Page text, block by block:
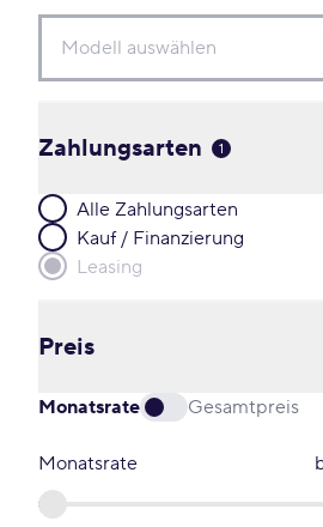
Zahlungsarten 1
Alle Zahlungsarten
Kauf / Finanzierung
Leasing
Preis
Monatsrate Gesamtpreis
Monatsrate